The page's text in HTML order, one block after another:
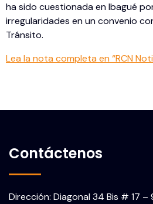
ha sido cuestionada en Ibagué
irregularidades en un convenio
Tránsito.
Lea la nota completa en “RCN
Contáctenos
Dirección: Diagonal 34 Bis # 17 –